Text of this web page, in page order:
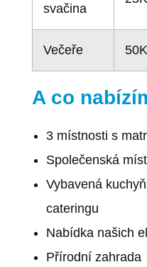
svačina
Večeře
A co
3 místnosti s
Společenská
Vybavená
cateringu
Nabídka našich
Přírodní zahrada